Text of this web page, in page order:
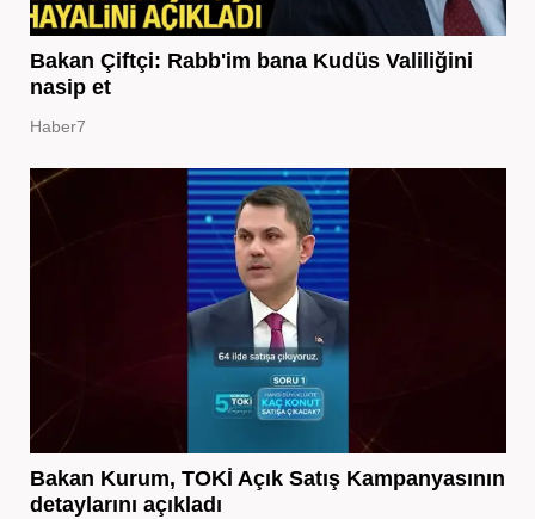
Bakan Çiftçi: Rabb'im bana Kudüs Valiliğini
nasip et
Haber7
Bakan Kurum, TOKİ Açık Satış Kampanyasının
detaylarını açıkladı